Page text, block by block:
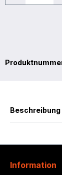
Beschreibung
Information